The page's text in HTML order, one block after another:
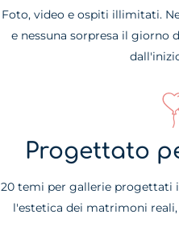
Foto, video e ospiti illimitati.
e nessuna sorpresa il giorno
Progettato
20 temi per gallerie progettati
l'estetica dei matrimoni